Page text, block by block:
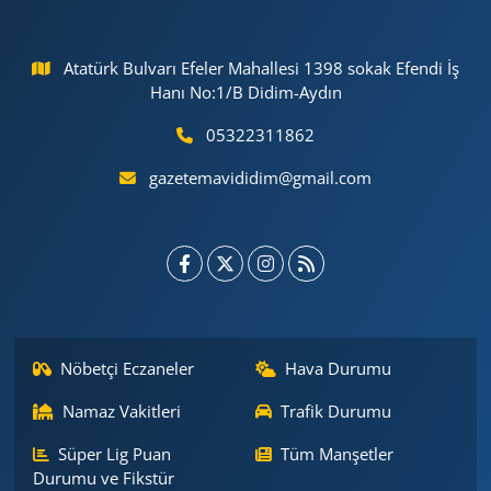
Atatürk Bulvarı Efeler Mahallesi 1398 sokak Efendi İş
Hanı No:1/B Didim-Aydın
05322311862
gazetemavididim@gmail.com
Nöbetçi Eczaneler
Hava Durumu
Namaz Vakitleri
Trafik Durumu
Süper Lig Puan
Durumu ve Fikstür
Tüm Manşetler